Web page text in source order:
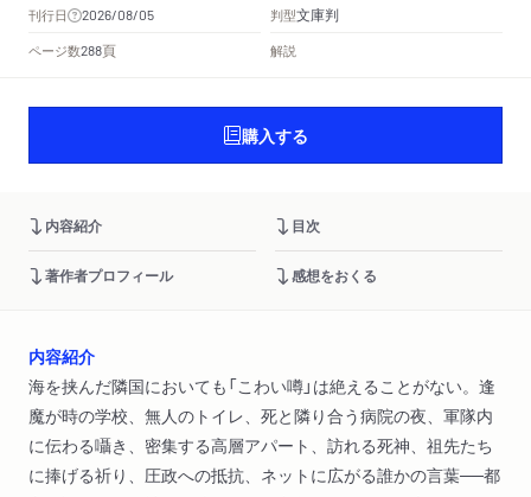
刊行日 2026/08/05 判型文庫判
ページ数288頁 解説
購入する
内容紹介 目次
著作者プロフィール 感想をおくる
内容紹介
海を挟んだ隣国においても「こわい噂」は絶えることがない。逢
魔が時の学校、無人のトイレ、死と隣り合う病院の夜、軍隊内
に伝わる囁き、密集する高層アパート、訪れる死神、祖先たち
に捧げる祈り、圧政への抵抗、ネットに広がる誰かの言葉──都